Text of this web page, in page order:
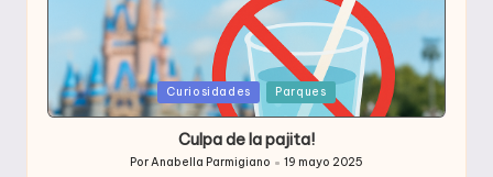
Publicada
en
Curiosidades Parques
Culpa de la pajita!
PorAnabella Parmigiano 19 mayo 2025